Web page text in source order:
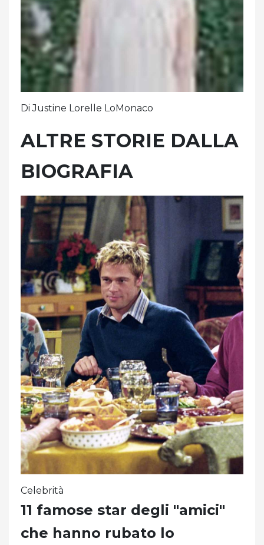
Di Justine Lorelle LoMonaco
ALTRE STORIE DALLA
BIOGRAFIA
Celebrità
11 famose star degli "amici"
che hanno rubato lo